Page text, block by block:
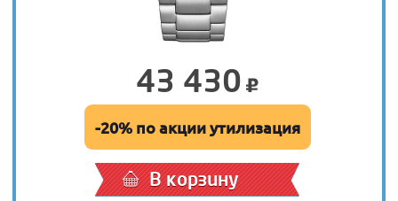
43 430
-20% по акции утилизация
В корзину